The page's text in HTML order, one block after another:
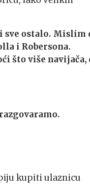
sve ostalo. Mislim
i Robersona.
što više navijača,
kupiti ulaznicu